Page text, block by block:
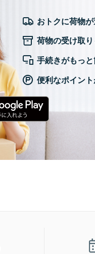
おトクに荷物
荷物の受け取
手続きがもっ
便利なポイン